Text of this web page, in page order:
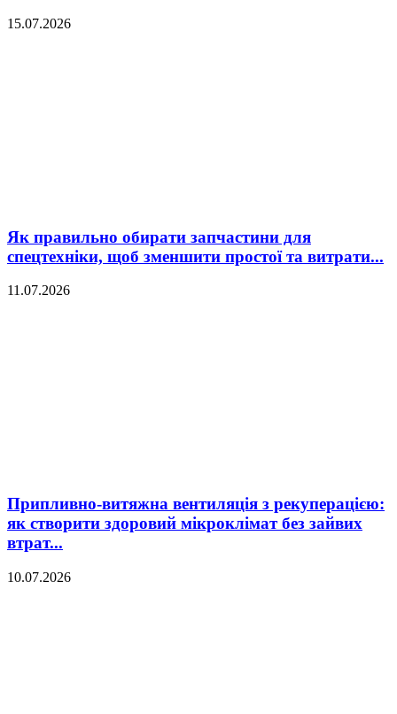
15.07.2026
Як правильно обирати запчастини для
спецтехніки, щоб зменшити простої та витрати...
11.07.2026
Припливно-витяжна вентиляція з рекуперацією:
як створити здоровий мікроклімат без зайвих
втрат...
10.07.2026